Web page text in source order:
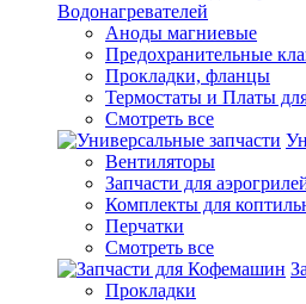
Водонагревателей
Аноды магниевые
Предохранительные
Прокладки, фланцы
Термостаты и Платы
Смотреть все
Вентиляторы
Запчасти для
Комплекты для
Перчатки
Смотреть все
Прокладки